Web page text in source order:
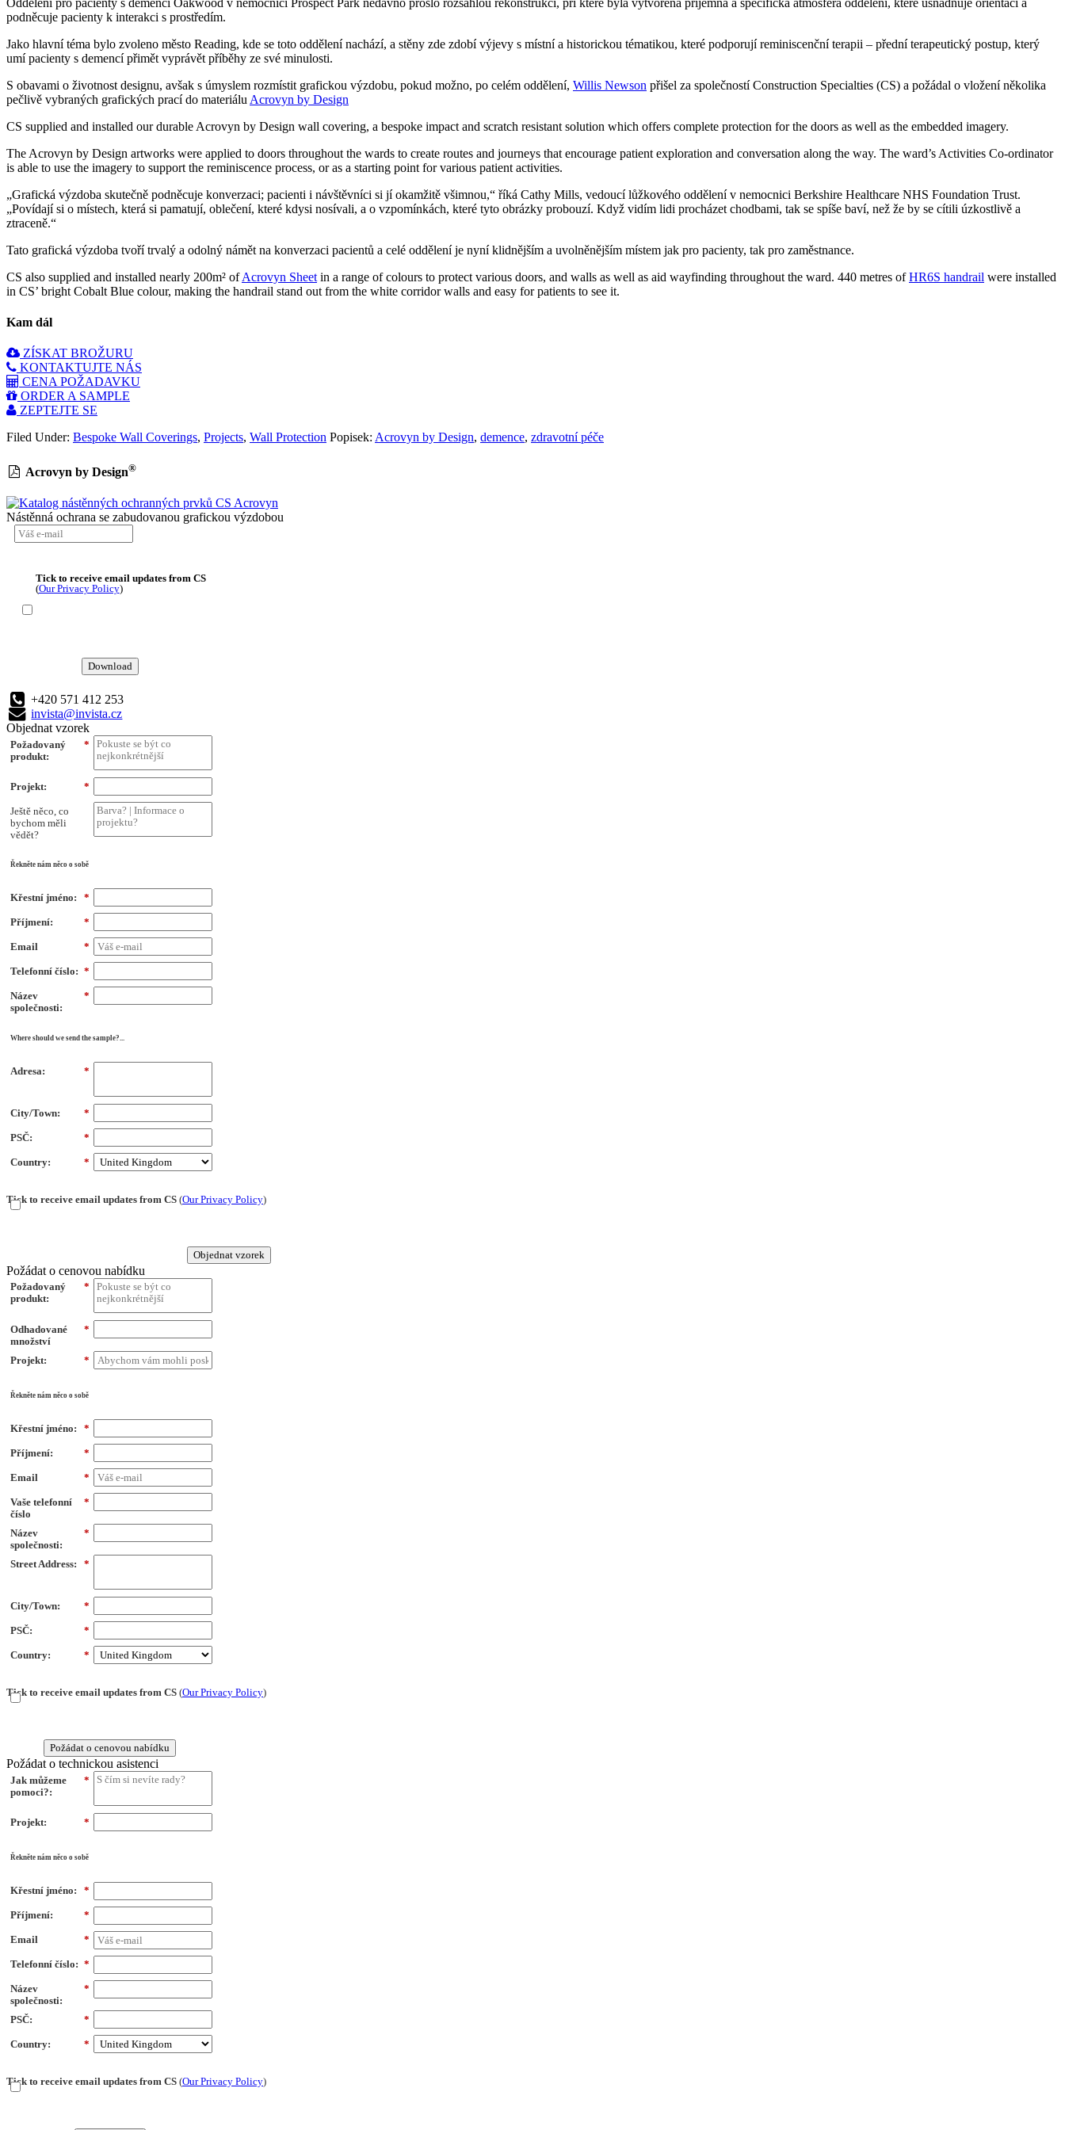
podněcuje pacienty k interakci s prostředím.
Jako hlavní téma bylo zvoleno město Reading, kde se toto oddělení nachází, a stěny zde zdobí výjevy s místní a historickou tématikou, které podporují reminiscenční terapii – přední terapeutický postup, který
umí pacienty s demencí přimět vyprávět příběhy ze své minulosti.
S obavami o životnost designu, avšak s úmyslem rozmístit grafickou výzdobu, pokud možno, po celém oddělení, Willis Newson přišel za společností Construction Specialties (CS) a požádal o vložení několika
pečlivě vybraných grafických prací do materiálu Acrovyn by Design
CS supplied and installed our durable Acrovyn by Design wall covering, a bespoke impact and scratch resistant solution which offers complete protection for the doors as well as the embedded imagery.
The Acrovyn by Design artworks were applied to doors throughout the wards to create routes and journeys that encourage patient exploration and conversation along the way. The ward’s Activities Co-ordinator
is able to use the imagery to support the reminiscence process, or as a starting point for various patient activities.
„Grafická výzdoba skutečně podněcuje konverzaci; pacienti i návštěvníci si jí okamžitě všimnou,“ říká Cathy Mills, vedoucí lůžkového oddělení v nemocnici Berkshire Healthcare NHS Foundation Trust.
„Povídají si o místech, která si pamatují, oblečení, které kdysi nosívali, a o vzpomínkách, které tyto obrázky probouzí. Když vidím lidi procházet chodbami, tak se spíše baví, než že by se cítili úzkostlivě a
ztraceně.“
Tato grafická výzdoba tvoří trvalý a odolný námět na konverzaci pacientů a celé oddělení je nyní klidnějším a uvolněnějším místem jak pro pacienty, tak pro zaměstnance.
CS also supplied and installed nearly 200m² ofAcrovyn Sheet in a range of colours to protect various doors, and walls as well as aid wayfinding throughout the ward. 440 metres ofHR6S handrail were installed
in CS’ bright Cobalt Blue colour, making the handrail stand out from the white corridor walls and easy for patients to see it.
Kam dál
ZÍSKAT BROŽURU
KONTAKTUJTE NÁS
CENA POŽADAVKU
ORDER A SAMPLE
ZEPTEJTE SE
Filed Under: Bespoke Wall Coverings, Projects, Wall Protection Popisek: Acrovyn by Design, demence, zdravotní péče
Acrovyn by Design®
Nástěnná ochrana se zabudovanou grafickou výzdobou
Tick to receive email updates from CS
(Our Privacy Policy)
Download
+420 571 412 253
invista@invista.cz
Objednat vzorek
*
Požadovaný
produkt:
*
Projekt:
Ještě něco, co
bychom měli
vědět?
Řekněte nám něco o sobě
*
Křestní jméno:
*
Příjmení:
*
Email
*
Telefonní číslo:
*
Název
společnosti:
Where should we send the sample?...
*
Adresa:
*
City/Town:
*
PSČ:
*
Country:
Tick to receive email updates from CS (Our Privacy Policy)
Objednat vzorek
Požádat o cenovou nabídku
*
Požadovaný
produkt:
*
Odhadované
množství
*
Projekt:
Řekněte nám něco o sobě
*
Křestní jméno:
*
Příjmení:
*
Email
*
Vaše telefonní
číslo
*
Název
společnosti:
*
Street Address:
*
City/Town:
*
PSČ:
*
Country:
Tick to receive email updates from CS (Our Privacy Policy)
Požádat o cenovou nabídku
Požádat o technickou asistenci
*
Jak můžeme
pomoci?:
*
Projekt:
Řekněte nám něco o sobě
*
Křestní jméno:
*
Příjmení:
*
Email
*
Telefonní číslo:
*
Název
společnosti:
*
PSČ:
*
Country:
Tick to receive email updates from CS (Our Privacy Policy)